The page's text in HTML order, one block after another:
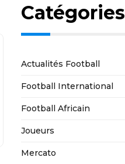
Catégories
Actualités Football
Football International
Football Africain
Joueurs
Mercato